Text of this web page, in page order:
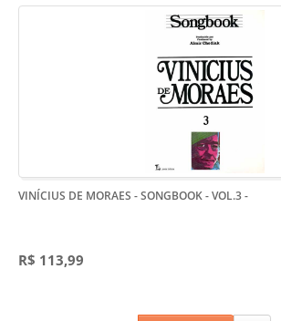
VINÍCIUS DE MORAES - SONGBOOK - VOL.3-
R$ 113,99